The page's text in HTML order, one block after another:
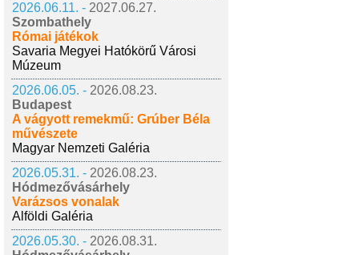
2026.06.11. - 2027.06.27.
Szombathely
Római játékok
Savaria Megyei Hatókörű Városi
Múzeum
2026.06.05. - 2026.08.23.
Budapest
A vágyott remekmű: Grúber Béla
művészete
Magyar Nemzeti Galéria
2026.05.31. - 2026.08.23.
Hódmezővásárhely
Varázsos vonalak
Alföldi Galéria
2026.05.30. - 2026.08.31.